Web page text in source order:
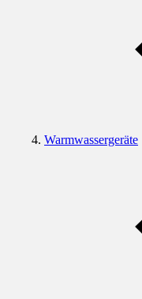
Warmwassergeräte